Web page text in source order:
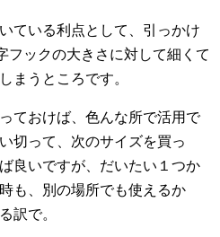
ている利点として、引っかけ
フックの大きさに対して細くて
まうところです。
ておけば、色んな所で活用で
切って、次のサイズを買っ
良いですが、だいたい１つか
も、別の場所でも使えるか
訳で。